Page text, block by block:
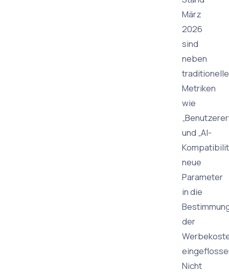
März
2026
sind
neben
Metriken
wie
und „AI-
neue
Parameter
in die
der
Nicht